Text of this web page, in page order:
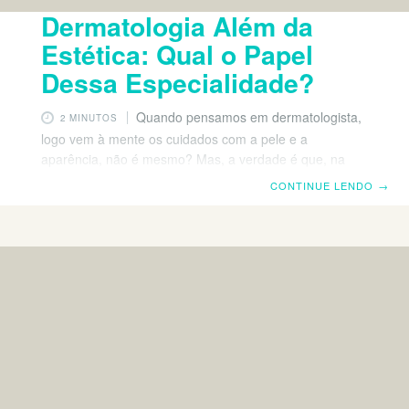
Dermatologia Além da
Estética: Qual o Papel
Dessa Especialidade?
2 MINUTOS
Quando pensamos em dermatologista,
logo vem à mente os cuidados com a pele e a
aparência, não é mesmo? Mas, a verdade é que, na
prática, o papel do profissional é muito mais amplo e
CONTINUE LENDO →